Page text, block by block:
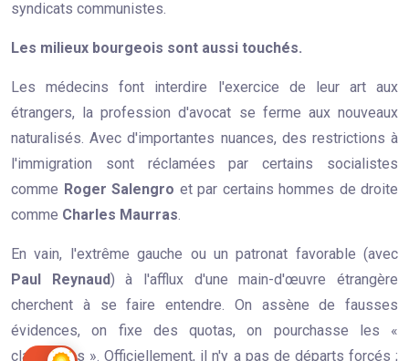
syndicats communistes.
Les milieux bourgeois sont aussi touchés.
Les médecins font interdire l'exercice de leur art aux
étrangers, la profession d'avocat se ferme aux nouveaux
naturalisés. Avec d'importantes nuances, des restrictions à
l'immigration sont réclamées par certains socialistes
comme Roger Salengro et par certains hommes de droite
comme Charles Maurras.
En vain, l'extrême gauche ou un patronat favorable (avec
Paul Reynaud) à l'afflux d'une main-d'œuvre étrangère
cherchent à se faire entendre. On assène de fausses
évidences, on fixe des quotas, on pourchasse les «
clandestins ». Officiellement, il n'y a pas de départs forcés ;